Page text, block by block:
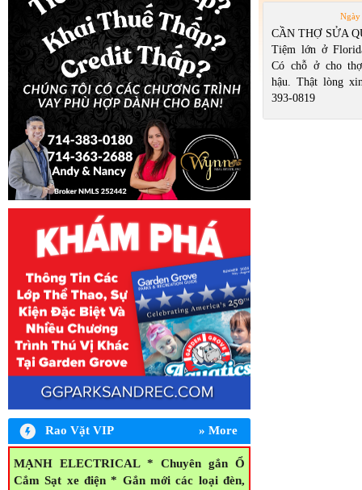
Rao Vặt VIP » More
MẠNH ELECTRICAL * Chuyên gắn Ổ
Cắm Sạt xe điện * Gắn mới các loại đèn,
660 - Việc Văn
665 - Việc Chợ /
Ngày
CẦN THỢ SỬA
Tiệm lớn ở
Có chỗ ở cho
hậu. Thật lòng
393-0819